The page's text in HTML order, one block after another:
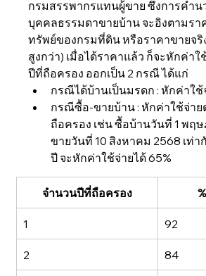
กรมสรรพากรแทนผู้ขาย ซึ่งการคำ
บุคคลธรรมดาขายบ้าน จะอิงตามรา
ทรัพย์ของกรมที่ดิน หรือราคาขายจ
สูงกว่า) เมื่อได้ราคาแล้ว ก็จะหักค่า
ปีที่ถือครอง ออกเป็น 2 กรณี ได้แก่
กรณีได้บ้านเป็นมรดก : หักค่าใช้
กรณีซื้อ-ขายบ้าน : หักค่าใช้จ่า
ถือครอง เช่น ซื้อบ้านวันที่ 1 พฤ
ขายวันที่ 10 สิงหาคม 2568 เท่
ปี จะหักค่าใช้จ่ายได้ 65%
จำนวนปีที่ถือครอง
1 92
2 84